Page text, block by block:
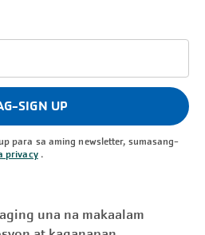
SIGN UP
para sa aming newsletter, sumasang-
privacy.
una na makaalam